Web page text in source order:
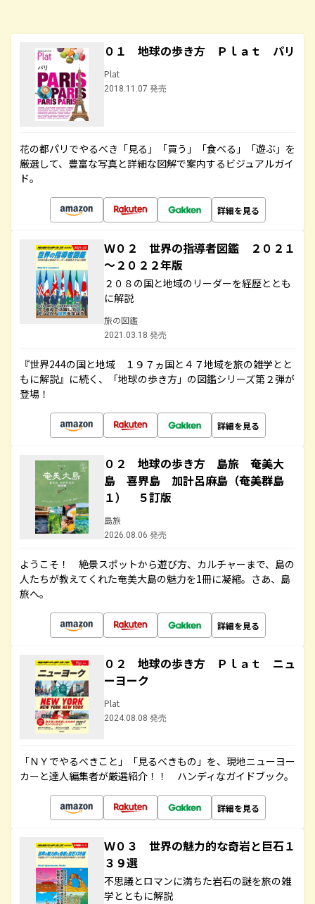
０１ 地球の歩き方 Ｐｌａｔ パリ
Plat
2018.11.07 発売
花の都パリでやるべき「見る」「買う」「食べる」「遊ぶ」を
厳選して、豊富な写真と詳細な図解で案内するビジュアルガイ
ド。
詳細を見る
Ｗ０２ 世界の指導者図鑑 ２０２１
～２０２２年版
２０８の国と地域のリーダーを経歴ととも
に解説
旅の図鑑
2021.03.18 発売
『世界244の国と地域 １９７ヵ国と４７地域を旅の雑学とと
もに解説』に続く、「地球の歩き方」の図鑑シリーズ第２弾が
登場！
詳細を見る
０２ 地球の歩き方 島旅 奄美大
島 喜界島 加計呂麻島（奄美群島
１） ５訂版
島旅
2026.08.06 発売
ようこそ！ 絶景スポットから遊び方、カルチャーまで、島の
人たちが教えてくれた奄美大島の魅力を1冊に凝縮。さあ、島
旅へ。
詳細を見る
０２ 地球の歩き方 Ｐｌａｔ ニュ
ーヨーク
Plat
2024.08.08 発売
「ＮＹでやるべきこと」「見るべきもの」を、現地ニューヨー
カーと達人編集者が厳選紹介！！ ハンディなガイドブック。
詳細を見る
Ｗ０３ 世界の魅力的な奇岩と巨石１
３９選
不思議とロマンに満ちた岩石の謎を旅の雑
学とともに解説